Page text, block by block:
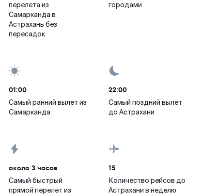
перелета из
Самарканда в
Астрахань без
пересадок
городами
01:00
Самый ранний вылет из
Самарканда
22:00
Самый поздний вылет
до Астрахани
около 3 часов
Самый быстрый
прямой перелет из
15
Количество рейсов до
Астрахани в неделю